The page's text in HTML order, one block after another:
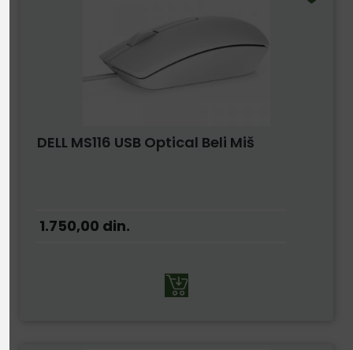
DELL MS116 USB Optical Beli Miš
1.750,00 din.